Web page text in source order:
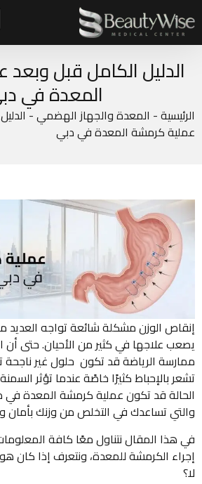
الدليل الكامل قبل
المعدة في
الرئيسية- المعدة والجهاز الهضمي-
عملية كرمشة المعدة في دبي
إنقاص الوزن مشكلة شائعة تواجه
يصعب علاجها في كثير من الأحيان. حتى أن
ممارسة الرياضة قد تكون حلول غير
تشعر بالإحباط كثيرًا خاصًة عندما تؤثر
الحالة قد تكون عملية كرمشة المعدة في
والتي تساعدك في التخلص من وزنك بأمان
في هذا المقال نتناول معًا كافة
إجراء الكرمشة للمعدة، ونتعرف إذا كان
لا؟